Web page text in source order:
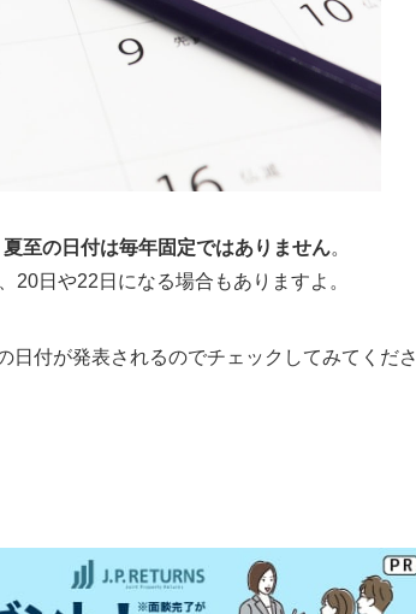
至の日付は毎年固定ではありません。
日や22日になる場合もありますよ。
付が発表されるのでチェックしてみてくださ